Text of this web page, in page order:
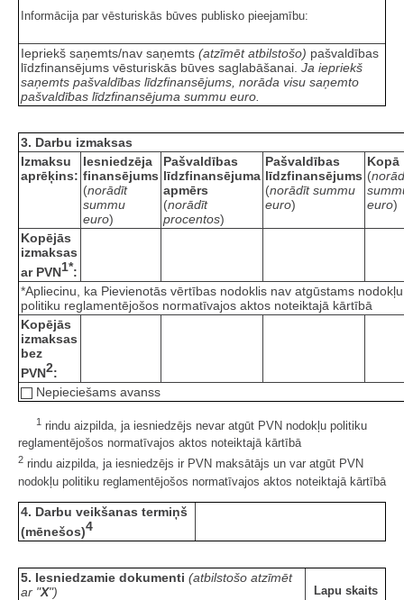
Informācija par vēsturiskās būves publisko pieejamību:
Iepriekš saņemts/nav saņemts (atzīmēt atbilstošo) pašvaldības
līdzfinansējums vēsturiskās būves saglabāšanai. Ja iepriekš
saņemts pašvaldības līdzfinansējums, norāda visu saņemto
pašvaldības līdzfinansējuma summu euro.
3. Darbu izmaksas
Izmaksu
aprēķins:
Iesniedzēja
finansējums
(norādīt
summu
euro)
Pašvaldības
līdzfinansējuma
apmērs
(norādīt
procentos)
Pašvaldības
līdzfinansējums
(norādīt summu
euro)
Kopā
(
euro)
Kopējās
izmaksas
ar PVN1*:
*Apliecinu, ka Pievienotās vērtības nodoklis nav atgūstams nodokļu
politiku reglamentējošos normatīvajos aktos noteiktajā kārtībā
Kopējās
izmaksas
bez
PVN2:
Nepieciešams avanss
1 rindu aizpilda, ja iesniedzējs nevar atgūt PVN nodokļu politiku
reglamentējošos normatīvajos aktos noteiktajā kārtībā
2 rindu aizpilda, ja iesniedzējs ir PVN maksātājs un var atgūt PVN
nodokļu politiku reglamentējošos normatīvajos aktos noteiktajā kārtībā
4. Darbu veikšanas termiņš
(mēnešos)4
5. Iesniedzamie dokumenti (atbilstošo atzīmēt
ar "X") Lapu skaits